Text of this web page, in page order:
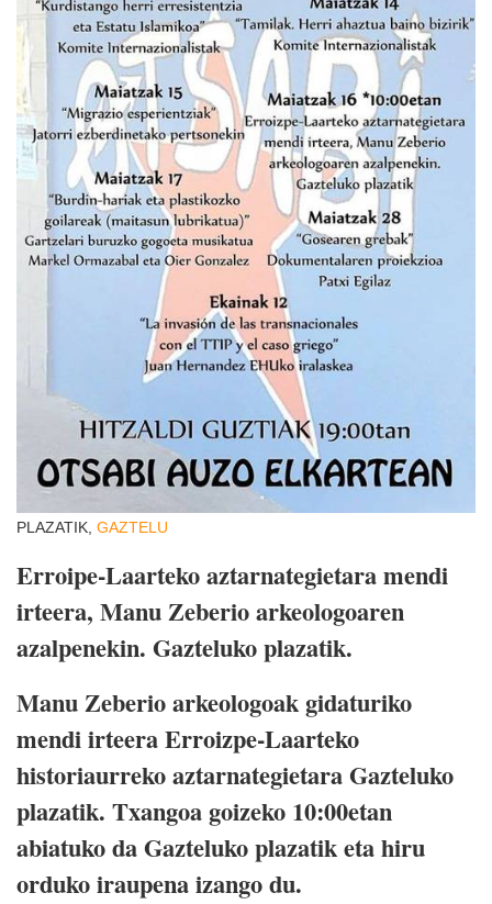
PLAZATIK, GAZTELU
Erroipe-Laarteko aztarnategietara mendi
irteera, Manu Zeberio arkeologoaren
azalpenekin. Gazteluko plazatik.
Manu Zeberio arkeologoak gidaturiko
mendi irteera Erroizpe-Laarteko
historiaurreko aztarnategietara Gazteluko
plazatik. Txangoa goizeko 10:00etan
abiatuko da Gazteluko plazatik eta hiru
orduko iraupena izango du.